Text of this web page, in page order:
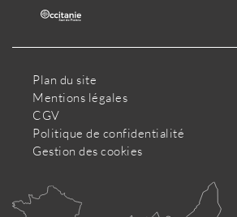
Plan du site
Mentions légales
CGV
Politique de confidentialité
Gestion des cookies